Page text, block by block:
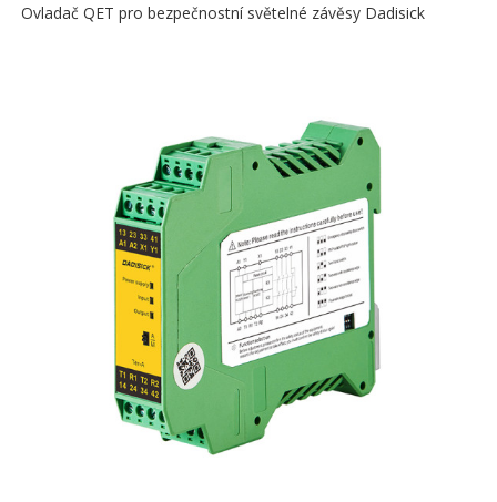
Ovladač QET pro bezpečnostní světelné závěsy Dadisick